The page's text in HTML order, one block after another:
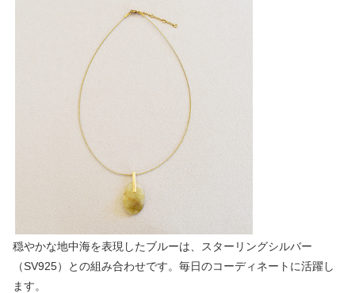
穏やかな地中海を表現したブルーは、スターリングシルバー
（SV925）との組み合わせです。毎日のコーディネートに活躍し
ます。